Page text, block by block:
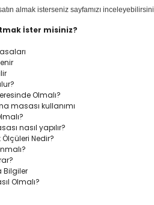
almak isterseniz sayfamızı
İster misiniz?
Olmalı?
masası kullanımı
nasıl yapılır?
Nedir?
Bilgiler
Olmalı?